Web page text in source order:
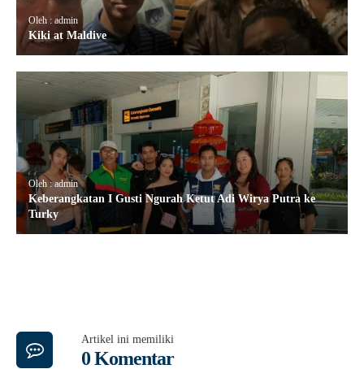
Oleh : admin
Kiki at Maldive
Oleh : admin
Keberangkatan I Gusti Ngurah Ketut Adi Wirya Putra ke
Turky
Artikel ini memiliki
0 Komentar